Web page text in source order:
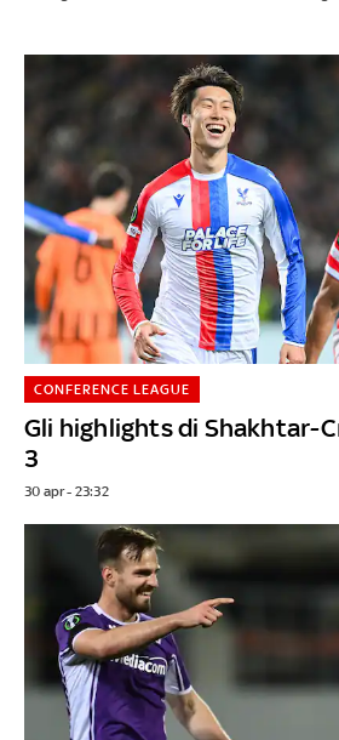
Gli highlights di Shakhtar-
3
CONFERENCE LEAGUE
30 apr - 23:32